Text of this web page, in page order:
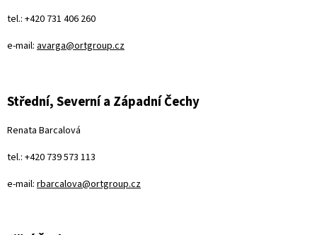
tel.: +420 731 406 260
e-mail: avarga@ortgroup.cz
Střední, Severní a Západní Čechy
Renata Barcalová
tel.: +420 739 573 113
e-mail: rbarcalova@ortgroup.cz